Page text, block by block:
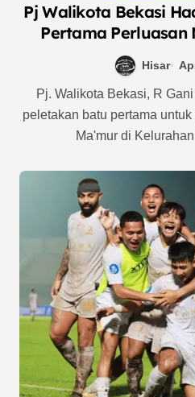
Pj Walikota Bekasi
Pertama Perluasan
Hisar
Pj. Walikota Bekasi, R Gani Muhamad, menghadiri
peletakan batu pertama
Ma'mur di